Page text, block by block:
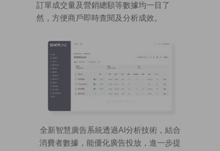
訂單成交量及營銷總額等數據均一目了
然，方便商戶即時查閱及分析成效。
全新智慧廣告系統透過AI分析技術，結合
消費者數據，能優化廣告投放，進一步提